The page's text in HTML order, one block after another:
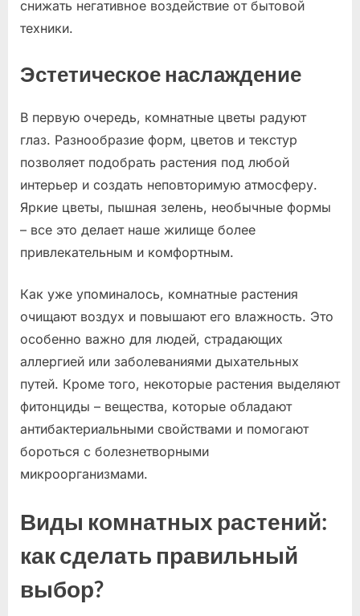
снижать негативное воздействие от бытовой
техники.
Эстетическое наслаждение
В первую очередь, комнатные цветы радуют
глаз. Разнообразие форм, цветов и текстур
позволяет подобрать растения под любой
интерьер и создать неповторимую атмосферу.
Яркие цветы, пышная зелень, необычные формы
– все это делает наше жилище более
привлекательным и комфортным.
Как уже упоминалось, комнатные растения
очищают воздух и повышают его влажность. Это
особенно важно для людей, страдающих
аллергией или заболеваниями дыхательных
путей. Кроме того, некоторые растения выделяют
фитонциды – вещества, которые обладают
антибактериальными свойствами и помогают
бороться с болезнетворными
микроорганизмами.
Виды комнатных растений:
как сделать правильный
выбор?